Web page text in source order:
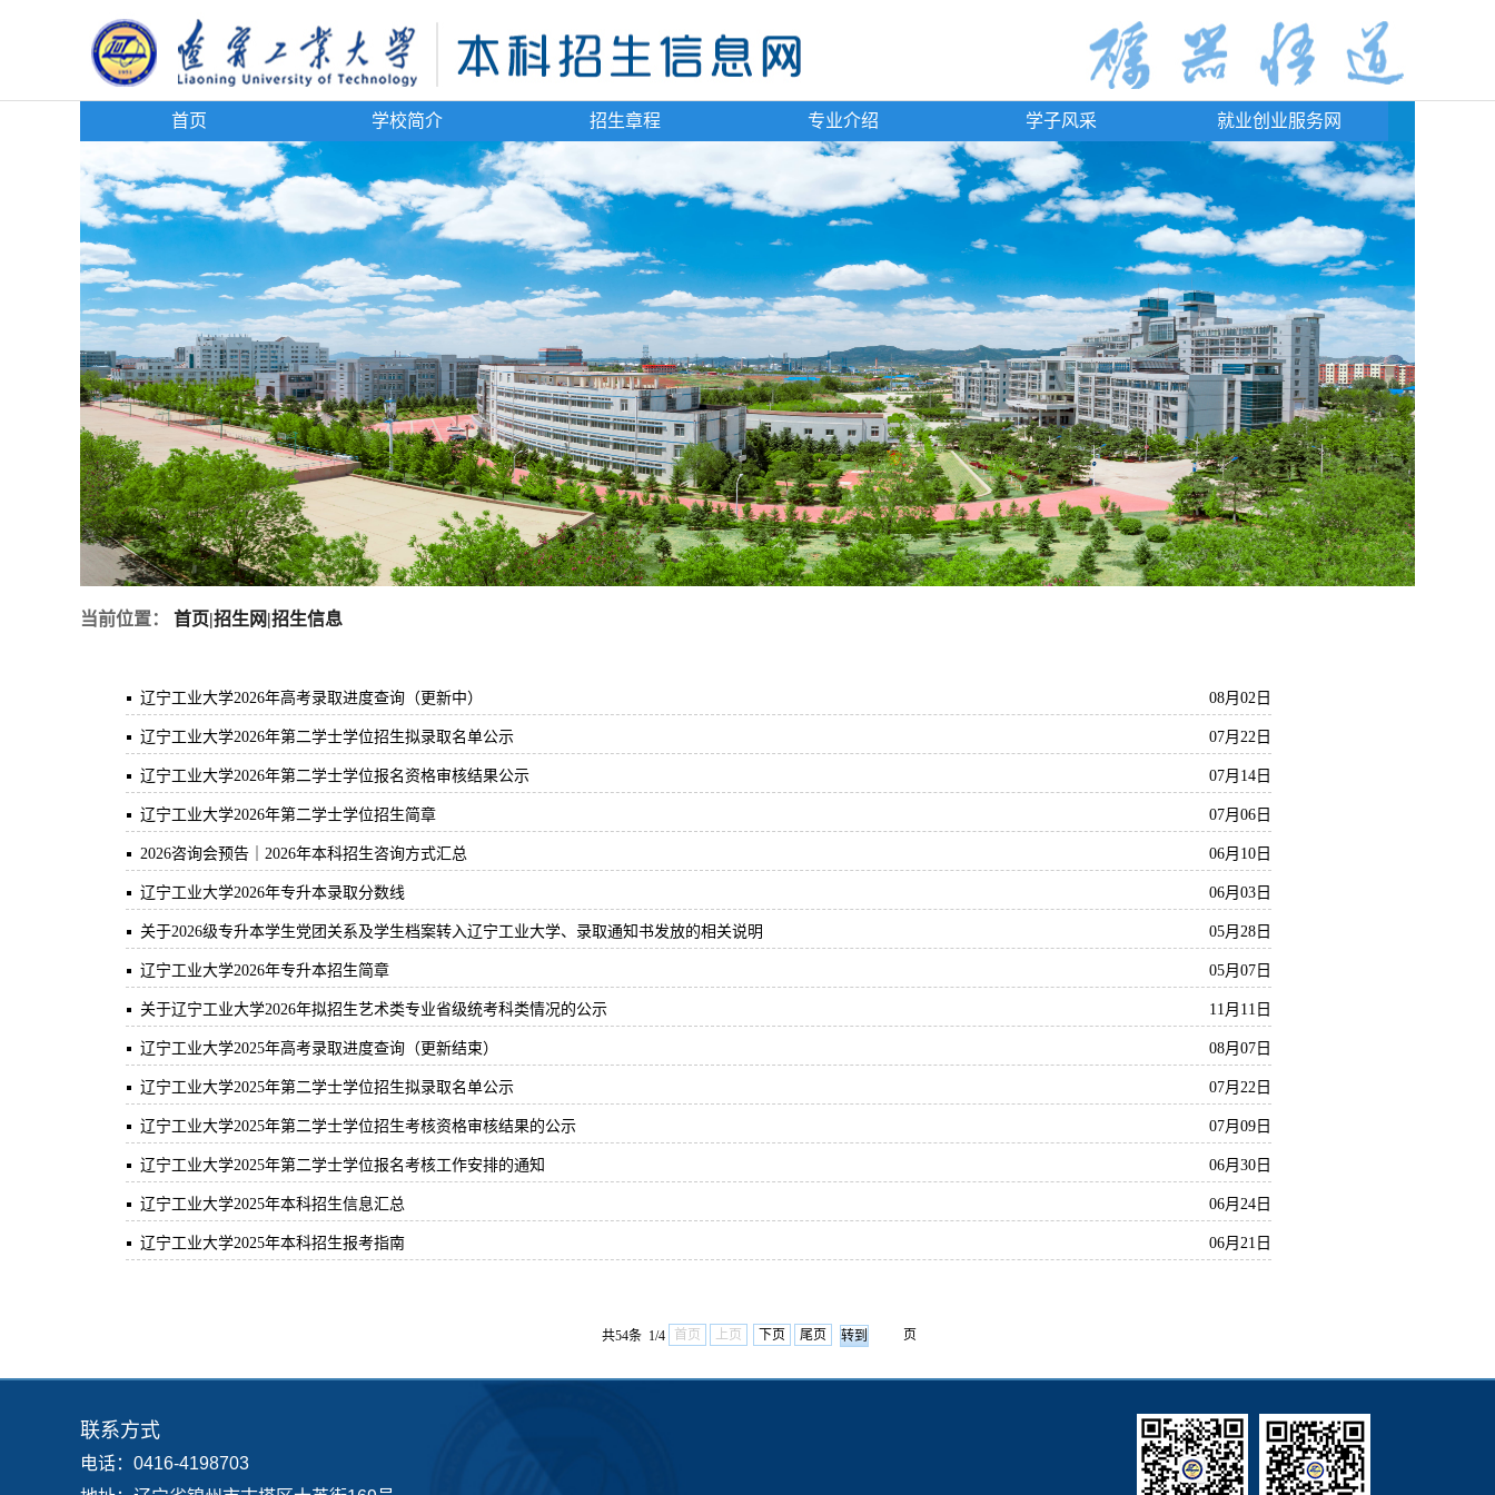
首页 学校简介 招生章程 专业介绍 学子风采 就业创业服务网
当前位置： 首页|招生网|招生信息
辽宁工业大学2026年高考录取进度查询（更新中） 08月02日
辽宁工业大学2026年第二学士学位招生拟录取名单公示 07月22日
辽宁工业大学2026年第二学士学位报名资格审核结果公示 07月14日
辽宁工业大学2026年第二学士学位招生简章 07月06日
2026咨询会预告｜2026年本科招生咨询方式汇总 06月10日
辽宁工业大学2026年专升本录取分数线 06月03日
关于2026级专升本学生党团关系及学生档案转入辽宁工业大学、录取通知书发放的相关说明 05月28日
辽宁工业大学2026年专升本招生简章 05月07日
关于辽宁工业大学2026年拟招生艺术类专业省级统考科类情况的公示 11月11日
辽宁工业大学2025年高考录取进度查询（更新结束） 08月07日
辽宁工业大学2025年第二学士学位招生拟录取名单公示 07月22日
辽宁工业大学2025年第二学士学位招生考核资格审核结果的公示 07月09日
辽宁工业大学2025年第二学士学位报名考核工作安排的通知 06月30日
辽宁工业大学2025年本科招生信息汇总 06月24日
辽宁工业大学2025年本科招生报考指南 06月21日
共54条 1/4 首页 上页 下页 尾页 页
联系方式
电话：0416-4198703